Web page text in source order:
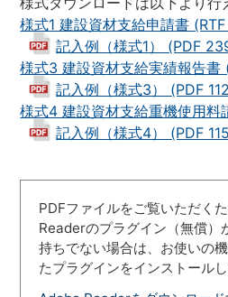
様式1 建設資材支給申請書
記入例（様式1） (PDF
様式3 建設資材支給実績報告書
記入例（様式3） (PDF
様式4 建設資材支給重機使用料
記入例（様式4） (PDF
PDFファイルをご覧いただく
Readerのプラグイン（無償）
持ちでない場合は、お使いの
たプラグインをインストールし